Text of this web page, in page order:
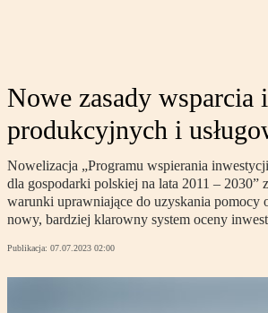
Nowe zasady wsparcia
produkcyjnych i
Nowelizacja „Programu wspierania
dla gospodarki polskiej na lata 2011 – 2030”
warunki uprawniające do uzyskania pomocy
nowy, bardziej klarowny system oceny
Publikacja: 07.07.2023 02:00